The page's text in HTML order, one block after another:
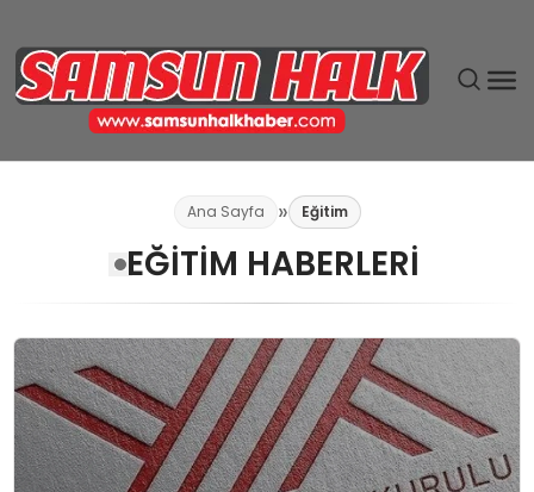
GÜNDEM
MAGAZIN
Ana Sayfa Eğitim
EĞITIM HABERLERI